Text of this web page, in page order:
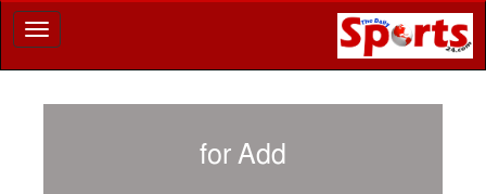
Toggle
navigation
for Add